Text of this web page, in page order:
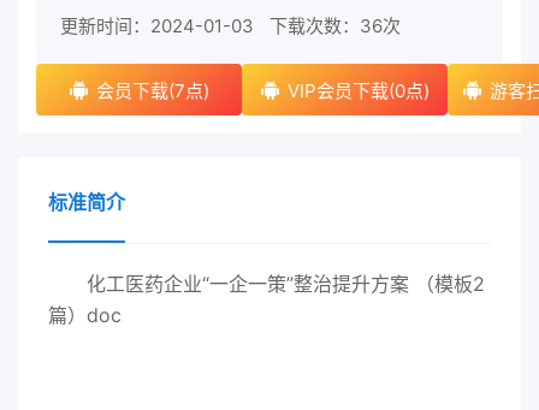
更新时间：2024-01-03 下载次数： 36次
会员下载(7点) VIP会员下载(0点) 游客
标准简介
化工医药企业“一企一策”整治提升方案 （模板2
篇）doc